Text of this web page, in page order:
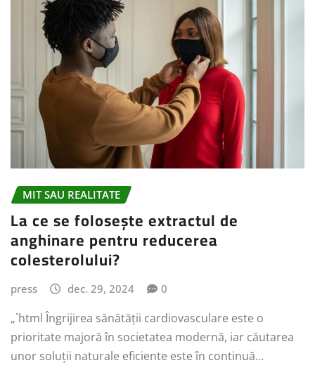
MIT SAU REALITATE
La ce se folosește extractul de
anghinare pentru reducerea
colesterolului?
press dec. 29, 2024 0
„`html Îngrijirea sănătății cardiovasculare este o
prioritate majoră în societatea modernă, iar căutarea
unor soluții naturale eficiente este în continuă…